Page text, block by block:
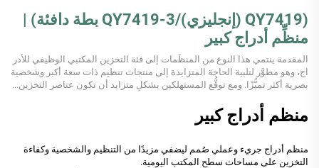
(QY7419 (إنجليزي)‏/QY7419-3 بطة دافئة) |
منظِّم أدراج كبير
المقدمة ينتمي هذا النوع من المنظِّمات إلى فئة التخزين المكتبي الوظيفي للأدر
اج، وهو مطوَّر لتلبية الحاجة المتزايدة إلى منتجات تنظيم ذات سعة أكبر وشخصية
بصرية أكثر تميُّزًا. ومع توقُّع المستهلكين بشكلٍ متزايد أن تكون عناصر التخزين...
منظم أدراج كبير
منظم أدراج جريء وعملي صُمم ليضفي مزيدًا من التنظيم والشخصية وكفاءة
التخزين على مساحات سطح المكتب اليومية.